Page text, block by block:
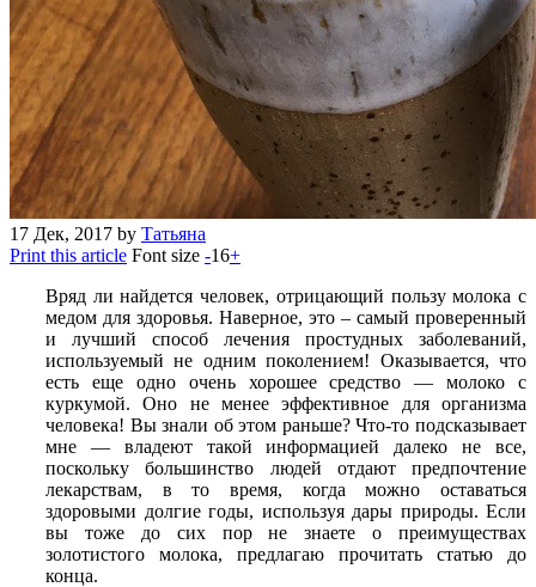
17 Дек, 2017 by Татьяна
Print this article Font size -16+
Вряд ли найдется человек, отрицающий пользу молока с
медом для здоровья. Наверное, это – самый проверенный
и лучший способ лечения простудных заболеваний,
используемый не одним поколением! Оказывается, что
есть еще одно очень хорошее средство — молоко с
куркумой. Оно не менее эффективное для организма
человека! Вы знали об этом раньше? Что-то подсказывает
мне — владеют такой информацией далеко не все,
поскольку большинство людей отдают предпочтение
лекарствам, в то время, когда можно оставаться
здоровыми долгие годы, используя дары природы. Если
вы тоже до сих пор не знаете о преимуществах
золотистого молока, предлагаю прочитать статью до
конца.